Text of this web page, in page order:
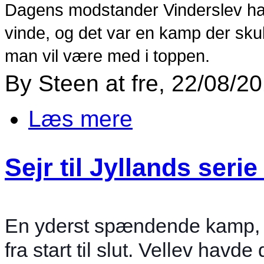
Dagens modstander Vinderslev
vinde, og det var en kamp der
man vil være med i toppen.
By Steen at fre, 22/08/
Læs mere
Sejr til Jyllands
En yderst spændende
fra start til slut. Vellev